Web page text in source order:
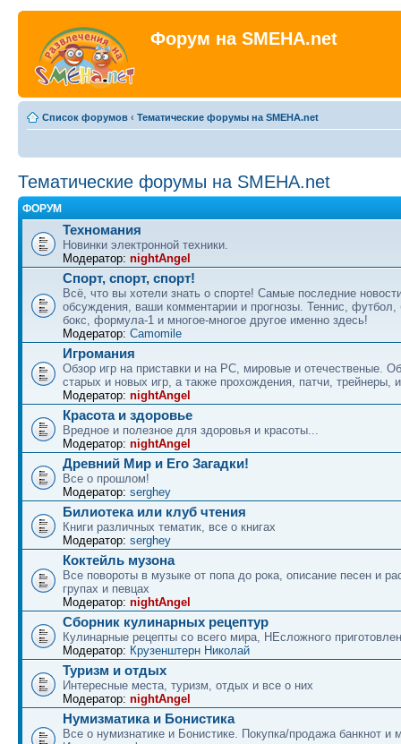
Форум на SMEHA.net
Список форумов ‹ Тематические форумы на SMEHA.net
Тематические форумы на SMEHA.net
ФОРУМ
Техномания
Новинки электронной техники.
Модератор: nightAngel
Спорт, спорт, спорт!
Всё, что вы хотели знать о спорте! Самые последние
обсуждения, ваши комментарии и прогнозы. Теннис, футбол,
бокс, формула-1 и многое-многое другое именно здесь!
Модератор: Camomile
Игромания
Обзор игр на приставки и на PC, мировые и отечественые.
старых и новых игр, а также прохождения, патчи, трейнеры,
Модератор: nightAngel
Красота и здоровье
Вредное и полезное для здоровья и красоты...
Модератор: nightAngel
Древний Мир и Его Загадки!
Все о прошлом!
Модератор: serghey
Билиотека или клуб чтения
Книги различных тематик, все о книгах
Модератор: serghey
Коктейль музона
Все повороты в музыке от попа до рока, описание песен и
групах и певцах
Модератор: nightAngel
Сборник кулинарных рецептур
Кулинарные рецепты со всего мира, НЕсложного
Модератор: Крузенштерн Николай
Туризм и отдых
Интересные места, туризм, отдых и все о них
Модератор: nightAngel
Нумизматика и Бонистика
Все о нумизнатике и Бонистике. Покупка/продажа банкнот и